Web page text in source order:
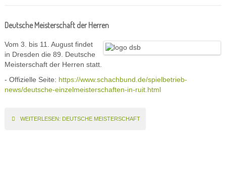
Deutsche Meisterschaft der Herren
Vom 3. bis 11. August findet
in Dresden die 89. Deutsche
Meisterschaft der Herren statt.
- Offizielle Seite: https://www.schachbund.de/spielbetrieb-
news/deutsche-einzelmeisterschaften-in-ruit.html
WEITERLESEN: DEUTSCHE MEISTERSCHAFT